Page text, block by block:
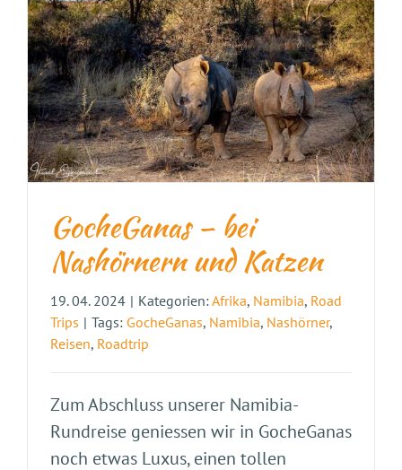
GocheGanas – bei
Nashörnern und Katzen
19. 04. 2024 | Kategorien:Afrika, Namibia, Road
Trips | Tags: GocheGanas, Namibia, Nashörner,
Reisen, Roadtrip
Zum Abschluss unserer Namibia-
Rundreise geniessen wir in GocheGanas
noch etwas Luxus, einen tollen